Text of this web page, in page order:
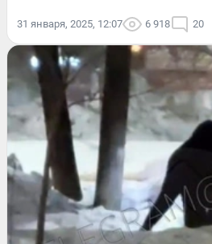
31 января, 2025, 12:07 6 918 20